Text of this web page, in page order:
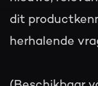
dit
herhalende